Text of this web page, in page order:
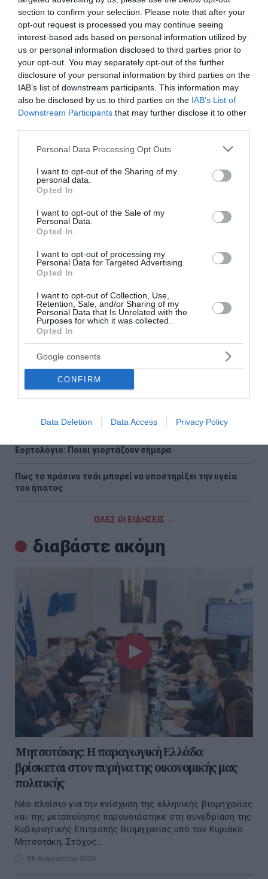
section to confirm your selection. Please note that after your
opt-out request is processed you may continue seeing
interest-based ads based on personal information utilized by
us or personal information disclosed to third parties prior to
your opt-out. You may separately opt-out of the further
disclosure of your personal information by third parties on the
IAB’s list of downstream participants. This information may
also be disclosed by us to third parties on the IAB’s List of
Downstream Participants that may further disclose it to other
Please note that this website/app uses one or more Google
not limited to your visit or usage behaviour. You may click to
grant or deny consent to Google and its third-party tags to
use your data for below specified purposes in below Google
consent section.
Personal Data Processing Opt Outs
I want to opt-out of the Sharing of my
personal data.
Opted In
I want to opt-out of the Sale of my
Personal Data.
Opted In
I want to opt-out of processing my
Personal Data for Targeted Advertising.
Opted In
I want to opt-out of Collection, Use,
Retention, Sale, and/or Sharing of my
Personal Data that Is Unrelated with the
Purposes for which it was collected.
Opted In
Google consents
CONFIRM
Data Deletion Data Access Privacy Policy
τηλεδιάσκεψη ηγετών για την ψηφιακή
ασφάλεια των παιδιών
Ακολουθήστε το Lykavitos.gr
στο Google News
και μάθετε πρώτοι όλες τις
ειδήσεις
Ροή ειδήσεων
Καντερές: Προειδοποίηση για πλημμύρες μετά τις
Κοτόπουλο με μελιτζάνες
Ταϊλάνδη: Μαθητής άνοιξε πυρ σε σχολείο – Νεκρός
εκπαιδευτικός και τέσσερις τραυματίες
Έως 1.000 ευρώ από τον ΟΠΕΚΑ – Ποιοι είναι οι δικαιούχοι
Marfin: Απολογείται σήμερα η 46χρονη που εκδόθηκε από
τη Βρετανία
Ιράν: Σχέδιο για απαγόρευση διέλευσης αμερικανικών και
ισραηλινών πλοίων από τα Στενά του Ορμούζ
Σαν σήμερα - 7 Αυγούστου
Η Χώρα Σκύρου
Εορτολόγιο: Ποιοι γιορτάζουν σήμερα
Πώς το πράσινο τσάι μπορεί να υποστηρίξει την υγεία
του ήπατος
ΟΛΕΣ ΟΙ ΕΙΔΗΣΕΙΣ →
διαβάστε ακόμη
Μητσοτάκης: Η παραγωγική Ελλάδα
βρίσκεται στον πυρήνα της οικονομικής μας
πολιτικής
Νέο πλαίσιο για την ενίσχυση της ελληνικής βιομηχανίας
και της μεταποίησης παρουσιάστηκε στη συνεδρίαση της
Κυβερνητικής Επιτροπής Βιομηχανίας υπό τον Κυριάκο
Μητσοτάκη. Στόχος...
06 Αυγούστου 2026